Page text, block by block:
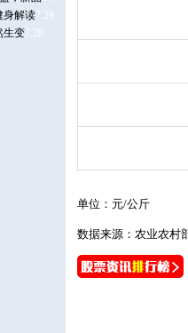
单位：元/公斤
数据来源：农业农村